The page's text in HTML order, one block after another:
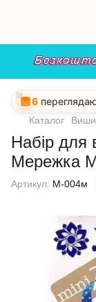
6
Каталог
Набір для
Мережка
Артикул: М-004м